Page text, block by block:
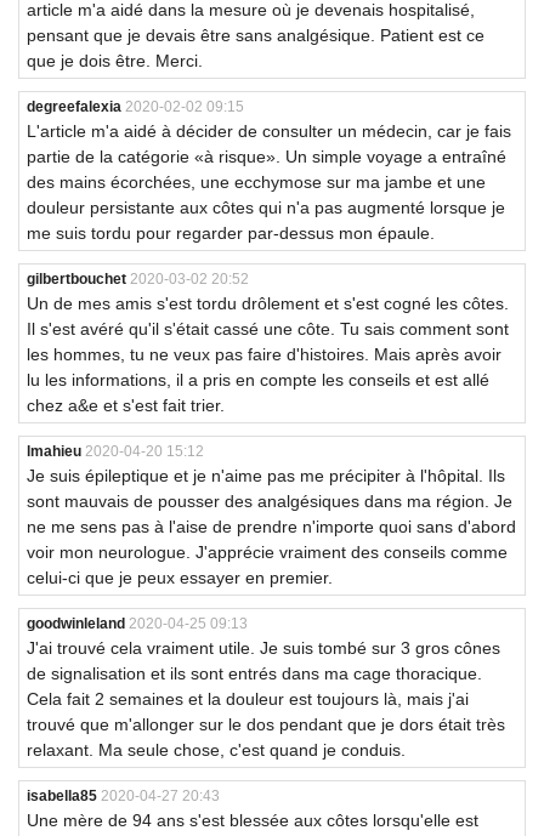
article m'a aidé dans la mesure où je devenais hospitalisé,
pensant que je devais être sans analgésique. Patient est ce
que je dois être. Merci.
degreefalexia 2020-02-02 09:15
L'article m'a aidé à décider de consulter un médecin, car je fais
partie de la catégorie «à risque». Un simple voyage a entraîné
des mains écorchées, une ecchymose sur ma jambe et une
douleur persistante aux côtes qui n'a pas augmenté lorsque je
me suis tordu pour regarder par-dessus mon épaule.
gilbertbouchet 2020-03-02 20:52
Un de mes amis s'est tordu drôlement et s'est cogné les côtes.
Il s'est avéré qu'il s'était cassé une côte. Tu sais comment sont
les hommes, tu ne veux pas faire d'histoires. Mais après avoir
lu les informations, il a pris en compte les conseils et est allé
chez a&e et s'est fait trier.
lmahieu 2020-04-20 15:12
Je suis épileptique et je n'aime pas me précipiter à l'hôpital. Ils
sont mauvais de pousser des analgésiques dans ma région. Je
ne me sens pas à l'aise de prendre n'importe quoi sans d'abord
voir mon neurologue. J'apprécie vraiment des conseils comme
celui-ci que je peux essayer en premier.
goodwinleland 2020-04-25 09:13
J'ai trouvé cela vraiment utile. Je suis tombé sur 3 gros cônes
de signalisation et ils sont entrés dans ma cage thoracique.
Cela fait 2 semaines et la douleur est toujours là, mais j'ai
trouvé que m'allonger sur le dos pendant que je dors était très
relaxant. Ma seule chose, c'est quand je conduis.
isabella85 2020-04-27 20:43
Une mère de 94 ans s'est blessée aux côtes lorsqu'elle est